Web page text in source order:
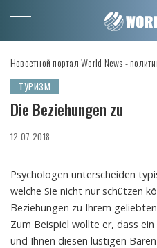
Новостной портал World News -
ТУРИЗМ
Die Beziehungen zu
12.07.2018
Psychologen unterscheiden
welche Sie nicht nur schützen
Beziehungen zu Ihrem
Zum Beispiel wollte er, dass
und Ihnen diesen lustigen